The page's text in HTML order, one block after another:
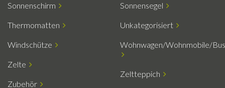
Sonnenschirm Sonnensegel
Thermomatten Unkategorisiert
Windschütze Wohnwagen/Wohnmobile/Bus
Zelte
Zeltteppich
Zubehör